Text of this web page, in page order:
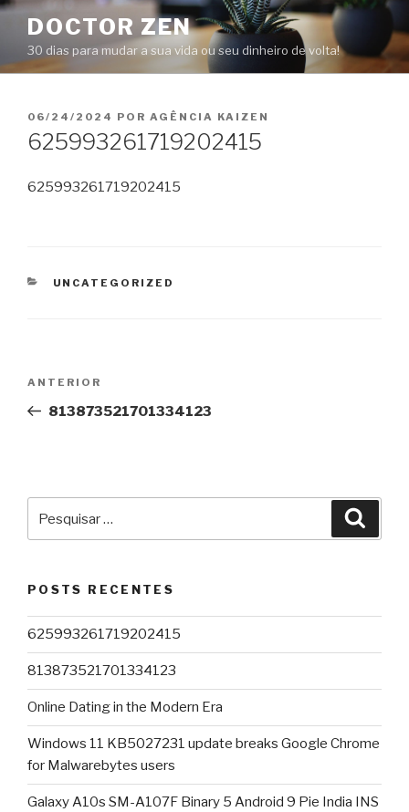
Pular
conteúdo
DOCTOR ZEN
30 dias para mudar a sua vida ou seu dinheiro de volta!
PUBLICADO
EM
06/24/2024 POR AGÊNCIA KAIZEN
625993261719202415
625993261719202415
CATEGORIAS
UNCATEGORIZED
Post
Post
anterior
ANTERIOR
813873521701334123
por:
POSTS RECENTES
625993261719202415
813873521701334123
Online Dating in the Modern Era
Windows 11 KB5027231 update breaks Google Chrome
for Malwarebytes users
Galaxy A10s SM-A107F Binary 5 Android 9 Pie India INS